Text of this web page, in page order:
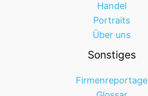
Handel
Portraits
Über uns
Sonstiges
Firmenreportage